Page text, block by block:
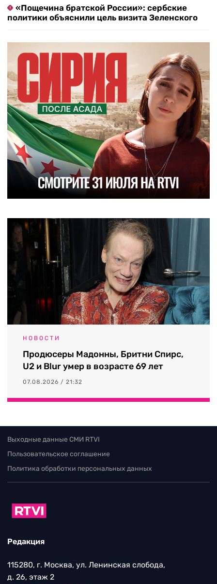
«Пощечина братской России»: сербские
политики объяснили цель визита Зеленского
НОВОСТИ
Продюсеры Мадонны, Бритни Спирс,
U2 и Blur умер в возрасте 69 лет
07.08.2026 / 21:32
Выходные данные СМИ RTVI
Пользовательское соглашение
Политика обработки персональных данных
Редакция
115280, г. Москва, ул. Ленинская слобода,
д. 26, этаж 2